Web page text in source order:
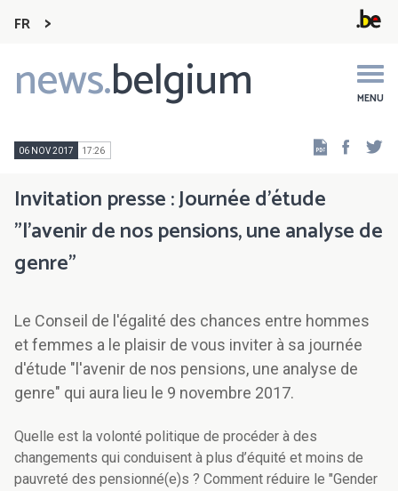
FR
news.belgium MENU
Main
navigation
06 NOV 2017 17:26
Invitation presse : Journée d’étude
"l'avenir de nos pensions, une analyse de
genre"
Le Conseil de l'égalité des chances entre hommes
et femmes a le plaisir de vous inviter à sa journée
d'étude "l'avenir de nos pensions, une analyse de
genre" qui aura lieu le 9 novembre 2017.
Quelle est la volonté politique de procéder à des
changements qui conduisent à plus d’équité et moins de
pauvreté des pensionné(e)s ? Comment réduire le "Gender